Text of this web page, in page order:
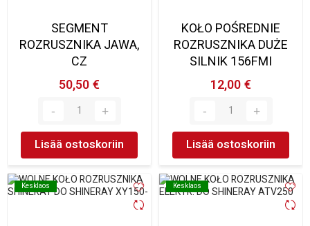
SEGMENT
ROZRUSZNIKA JAWA,
CZ
50,50 €
Lisää ostoskoriin
KOŁO POŚREDNIE
ROZRUSZNIKA DUŻE
SILNIK 156FMI
12,00 €
Lisää ostoskoriin
Kesklaos
Kesklaos Kesklaos
Kesklaos